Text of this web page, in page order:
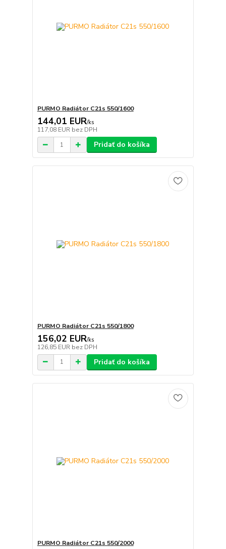
PURMO Radiátor C21s 550/1600
144,01 EUR/ks
117,08 EUR bez DPH
Pridať do košíka
PURMO Radiátor C21s 550/1800
156,02 EUR/ks
126,85 EUR bez DPH
Pridať do košíka
PURMO Radiátor C21s 550/2000